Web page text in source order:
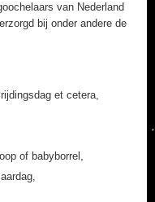
van Nederland
bij onder andere de
et cetera,
of babyborrel,